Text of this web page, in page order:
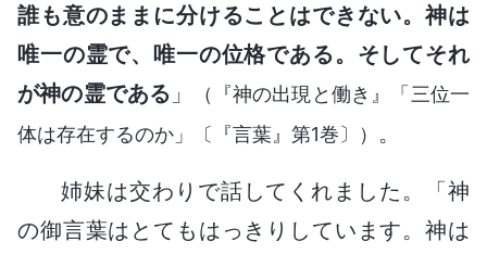
誰も意のままに分けることはできない。神は
唯一の霊で、唯一の位格である。そしてそれ
が神の霊である 」
（『神の出現と働き』「三位一
体は存在するのか」〔『言葉』第1巻〕） 。
姉妹は交わりで話してくれました。「神
の御言葉はとてもはっきりしています。神は